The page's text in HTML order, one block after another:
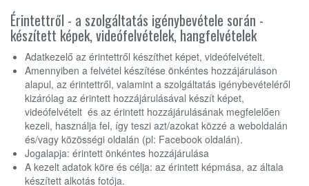
Érintettről - a szolgáltatás igénybevétele során -
készített képek, videófelvételek, hangfelvételek
Adatkezelő az érintettről készíthet képet, videófelvételt.
Amennyiben a felvétel készítése önkéntes hozzájáruláson
alapul, az érintettről, valamint a szolgáltatás igénybevételéről
kizárólag az érintett hozzájárulásával készít képet,
videófelvételt és az érintett hozzájárulásának megfelelően
kezeli, használja fel, így teszi azt/azokat közzé a weboldalán
és/vagy közösségi oldalán (pl: Facebook oldalán).
Jogalapja: érintett önkéntes hozzájárulása
A kezelt adatok köre és célja: az érintett képmása, az általa
készített alkotás fotója.